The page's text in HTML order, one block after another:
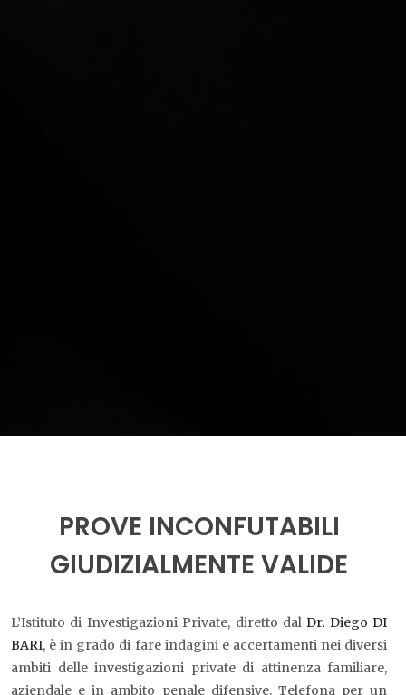
PROVE INCONFUTABILI
GIUDIZIALMENTE VALIDE
L’Istituto di Investigazioni Private, diretto dalDr. Diego DI
BARI, è in grado di fare indagini e accertamenti nei diversi
ambiti delle investigazioni private di attinenza familiare,
aziendale e in ambito penale difensive. Telefona per un